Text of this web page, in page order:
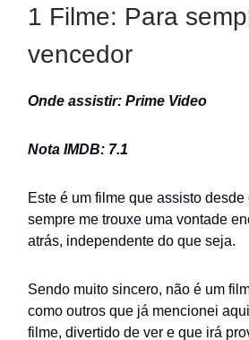
1 Filme: Para
vencedor
Onde assistir: Prime Video
Nota IMDB: 7.1
Este é um filme que assisto
sempre me trouxe uma vontade
atrás, independente do que seja.
Sendo muito sincero, não é um
como outros que já mencionei
filme, divertido de ver e que irá